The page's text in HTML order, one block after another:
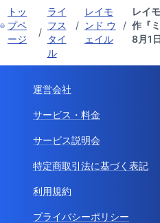
トッ
プペ
ージ
/
ライ
フス
タイ
ル
/
レイモ
ンド ウ
ェイル
/
レイ
作『
8月1
運営会社
サービス・料金
サービス説明会
特定商取引法に基づく表記
利用規約
プライバシーポリシー